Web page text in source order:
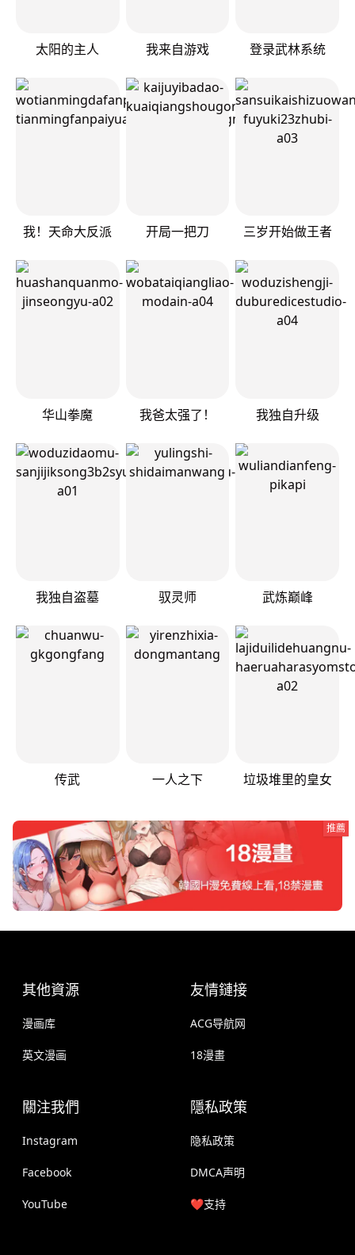
太阳的主人 我来自游戏 登录武林系统
我！天命大反派 开局一把刀 三岁开始做王者
华山拳魔 我爸太强了！ 我独自升级
我独自盗墓 驭灵师 武炼巅峰
传武 一人之下 垃圾堆里的皇女
推薦
其他資源
漫画库
英文漫画
友情鏈接
ACG导航网
18漫畫
關注我們
Instagram
Facebook
YouTube
隱私政策
隐私政策
DMCA声明
❤️支持